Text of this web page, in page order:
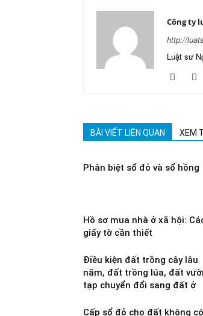
Công ty
http://
Luật sư
BÀI VIẾT LIÊN QUAN XEM
Phân biệt sổ đỏ và sổ hồng
Hồ sơ mua nhà ở xã hội:
giấy tờ cần thiết
Điều kiện đất trồng cây lâu
năm, đất trồng lúa, đất
tạp chuyển đổi sang đất ở
Cấp sổ đỏ cho đất không có